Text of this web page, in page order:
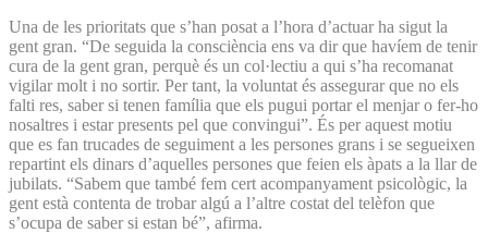
Una de les prioritats que s’han posat a l’hora d’actuar ha sigut la
gent gran. “De seguida la consciència ens va dir que havíem de tenir
cura de la gent gran, perquè és un col·lectiu a qui s’ha recomanat
vigilar molt i no sortir. Per tant, la voluntat és assegurar que no els
falti res, saber si tenen família que els pugui portar el menjar o fer-ho
nosaltres i estar presents pel que convingui”. És per aquest motiu
que es fan trucades de seguiment a les persones grans i se segueixen
repartint els dinars d’aquelles persones que feien els àpats a la llar de
jubilats. “Sabem que també fem cert acompanyament psicològic, la
gent està contenta de trobar algú a l’altre costat del telèfon que
s’ocupa de saber si estan bé”, afirma.